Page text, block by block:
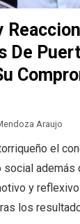
De
Araujo
el
además
y
los